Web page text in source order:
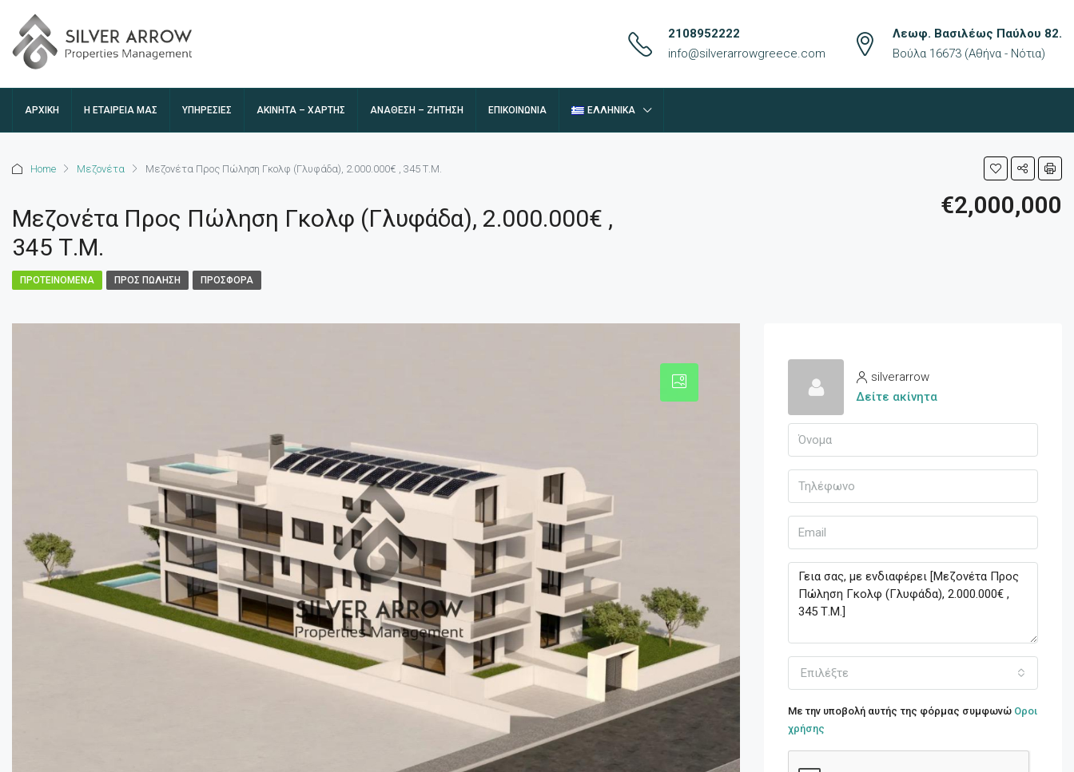
2108952222
info@silverarrowgreece.com
Λεωφ. Βασιλέως Παύλου 82.
Βούλα 16673 (Αθήνα - Νότια)
ΑΡΧΙΚΉ Η ΕΤΑΙΡΕΊΑ ΜΑΣ ΥΠΗΡΕΣΙΕΣ ΑΚΊΝΗΤΑ – ΧΆΡΤΗΣ ΑΝΆΘΕΣΗ – ΖΉΤΗΣΗ ΕΠΙΚΟΙΝΩΝΊΑ ΕΛΛΗΝΙΚΆ
Home Μεζονέτα Μεζονέτα Προς Πώληση Γκολφ (Γλυφάδα), 2.000.000€ , 345 Τ.Μ.
Μεζονέτα Προς Πώληση Γκολφ (Γλυφάδα), 2.000.000€ ,
345 Τ.Μ.
€2,000,000
ΠΡΟΤΕΙΝΌΜΕΝΑ ΠΡΟΣ ΠΏΛΗΣΗ ΠΡΟΣΦΟΡΆ
silverarrow
Δείτε ακίνητα
Επιλέξτε
Με την υποβολή αυτής της φόρμας συμφωνώ Οροι
χρήσης